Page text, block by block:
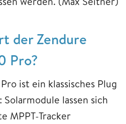
der Zendure
Pro?
ist ein klassisches Plug
lassen sich
MPPT-Tracker